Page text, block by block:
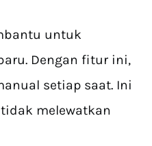
untuk
Dengan fitur ini,
setiap saat. Ini
melewatkan